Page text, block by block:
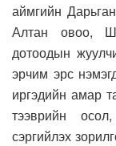
аймгийн
Алтан овоо,
дотоодын
эрчим эрс
иргэдийн амар
тээврийн
сэргийлэх